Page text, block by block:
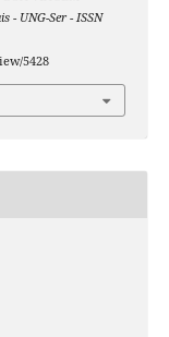
- UNG-Ser - ISSN
5428